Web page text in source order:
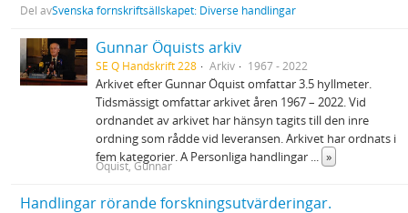
Del avSvenska fornskriftsällskapet: Diverse handlingar
Gunnar Öquists arkiv
SE Q Handskrift 228 Arkiv 1967 - 2022
Arkivet efter Gunnar Öquist omfattar 3.5 hyllmeter.
Tidsmässigt omfattar arkivet åren 1967 – 2022. Vid
ordnandet av arkivet har hänsyn tagits till den inre
ordning som rådde vid leveransen. Arkivet har ordnats i
fem kategorier. A Personliga handlingar ... »
Öquist, Gunnar
Handlingar rörande forskningsutvärderingar.